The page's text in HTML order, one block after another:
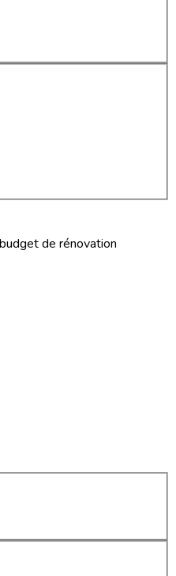
de rénovation